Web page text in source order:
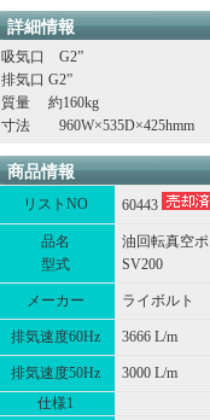
詳細情報
吸気口 G2”
排気口 G2”
質量 約160kg
寸法 960W×535D×425hmm
商品情報
リストNO 60443
品名
型式
油回転真空
SV200
メーカー ライボルト
排気速度60Hz 3666 L/m
排気速度50Hz
3000 L/m
仕様1